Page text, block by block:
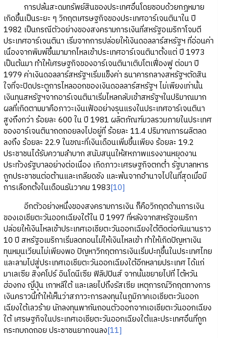
การปล้นสะดมทรัพย์สินของประเทศอื่นโดยชอบด้วยกฎหมาย
เกิดขึ้นเป็นระยะ ๆ วิกฤตเศรษฐกิจของประเทศอาร์เจนตินาใน ปี
1982 เป็นกรณีตัวอย่างของสงครามการเงินที่สหรัฐอเมริกาโจมตี
ประเทศอาร์เจนตินา เริ่มจากการปล่อยให้เงินดอลลาร์สหรัฐฯ ที่อ่อนค่า
เนื่องจากพิมพ์ขึ้นมามากไหลเข้าประเทศอาร์เจนตินาตั้งแต่ ปี 1973
เป็นต้นมา ทำให้เศรษฐกิจของอาร์เจนตินาเติบโตเฟื่องฟู ต่อมา ปี
1979 ค่าเงินดอลลาร์สหรัฐฯเริ่มแข็งค่า ธนาคารกลางสหรัฐฯตัดสิน
ใจที่จะปิดประตูการไหลออกของเงินดอลลาร์สหรัฐฯ ไม่เพียงเท่านั้น
เงินทุนสหรัฐฯจากอาร์เจนตินาเริ่มไหลกลับเข้าสหรัฐฯในปริมาณมาก
ผลที่เกิดตามมาคือภาวะเงินเฟ้ออย่างรุนแรงในประเทศอาร์เจนตินา
สูงถึงกว่า ร้อยละ 600 ใน ปี 1981 ผลิตภัณฑ์มวลรวมภายในประเทศ
ของอาร์เจนตินาถดถอยลงไปอยู่ที่ ร้อยละ 11.4 ปริมาณการผลิตลด
ลงถึง ร้อยละ 22.9 ในขณะที่เงินเดือนเพิ่มขึ้นเพียง ร้อยละ 19.2
ประชาชนได้รับความลำบาก สนับสนุนให้สหภาพแรงงานหยุดงาน
ประท้วงรัฐบาลอย่างต่อเนื่อง เกิดภาวะเศรษฐกิจตกต่ำ รัฐบาลทหาร
ถูกประชาชนต่อต้านและเกลียดชัง และพ้นจากอำนาจไปในที่สุดเมื่อมี
การเลือกตั้งในเดือนธันวาคม 1983[10]
อีกตัวอย่างหนึ่งของสงครามการเงิน ก็คือวิกฤตด้านการเงิน
ของเอเชียตะวันออกเฉียงใต้ใน ปี 1997 ที่หลังจากสหรัฐอเมริกา
ปล่อยให้เงินไหลเข้าประเทศเอเชียตะวันออกเฉียงใต้ติดต่อกันนานราว
10 ปี สหรัฐอเมริกาเริ่มลดทอนไม่ให้เงินไหลเข้า ทำให้เกิดปัญหาเงิน
ทุนหมุนเวียนไม่เพียงพอ ปัญหาวิกฤตการเงินเริ่มปะทุขึ้นในประเทศไทย
และลามไปสู่ประเทศเอเชียตะวันออกเฉียงใต้อีกหลายประเทศ ได้แก่
มาเลเซีย สิงคโปร์ อินโดนีเซีย ฟิลิปปินส์ จากนั้นขยายไปที่ ไต้หวัน
ฮ่องกง ญี่ปุ่น เกาหลีใต้ และเลยไปถึงรัสเซีย เหตุการณ์วิกฤตทางการ
เงินคราวนี้ทำให้เห็นว่าสภาวะการลงทุนในภูมิภาคเอเชียตะวันออก
เฉียงใต้เลวร้าย นักลงทุนพากันถอนตัวออกจากเอเชียตะวันออกเฉียง
ใต้ เศรษฐกิจในประเทศเอเชียตะวันออกเฉียงใต้และประเทศอื่นที่ถูก
กระทบถดถอย ประชาชนยากจนลง[11]